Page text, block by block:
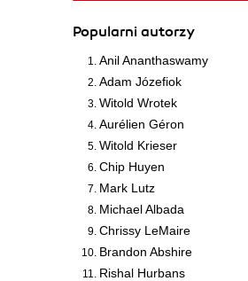
Popularni autorzy
Anil Ananthaswamy
Adam Józefiok
Witold Wrotek
Aurélien Géron
Witold Krieser
Chip Huyen
Mark Lutz
Michael Albada
Chrissy LeMaire
Brandon Abshire
Rishal Hurbans